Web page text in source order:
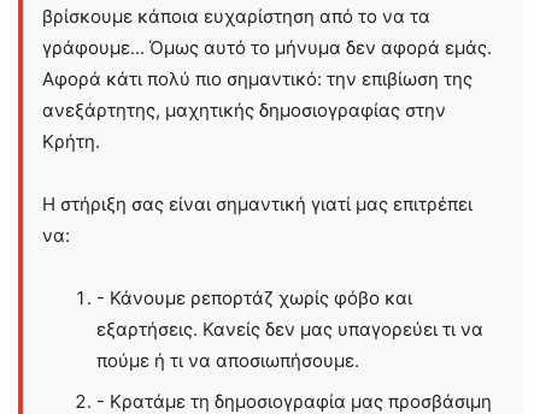
βρίσκουμε κάποια ευχαρίστηση από το να τα
γράφουμε... Όμως αυτό το μήνυμα δεν αφορά εμάς.
Αφορά κάτι πολύ πιο σημαντικό: την επιβίωση της
ανεξάρτητης, μαχητικής δημοσιογραφίας στην
Kρήτη.
Η στήριξη σας είναι σημαντική γιατί μας επιτρέπει
να:
- Κάνουμε ρεπορτάζ χωρίς φόβο και
εξαρτήσεις. Κανείς δεν μας υπαγορεύει τι να
πούμε ή τι να αποσιωπήσουμε.
- Κρατάμε τη δημοσιογραφία μας προσβάσιμη